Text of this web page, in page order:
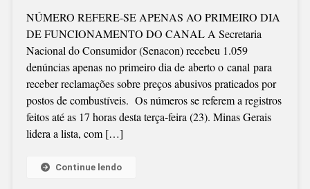
MAIS
DE
1
MIL
DENÚNCIAS
DE
PREÇOS
NÚMERO REFERE-SE APENAS AO PRIMEIRO DIA
DE FUNCIONAMENTO DO CANAL A Secretaria
Nacional do Consumidor (Senacon) recebeu 1.059
denúncias apenas no primeiro dia de aberto o canal para
receber reclamações sobre preços abusivos praticados por
postos de combustíveis. Os números se referem a registros
feitos até as 17 horas desta terça-feira (23). Minas Gerais
lidera a lista, com […]
Continue lendo